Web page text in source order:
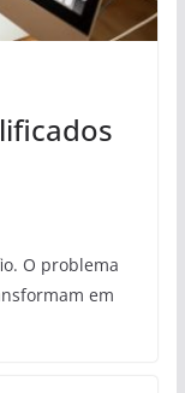
O problema
em